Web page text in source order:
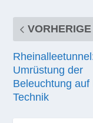
VORHERIGE
Umrüstung der
Beleuchtung auf
Technik